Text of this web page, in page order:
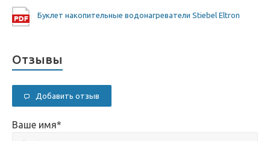
Буклет накопительные водонагреватели Stiebel Eltron
Отзывы
Добавить отзыв
Ваше имя*